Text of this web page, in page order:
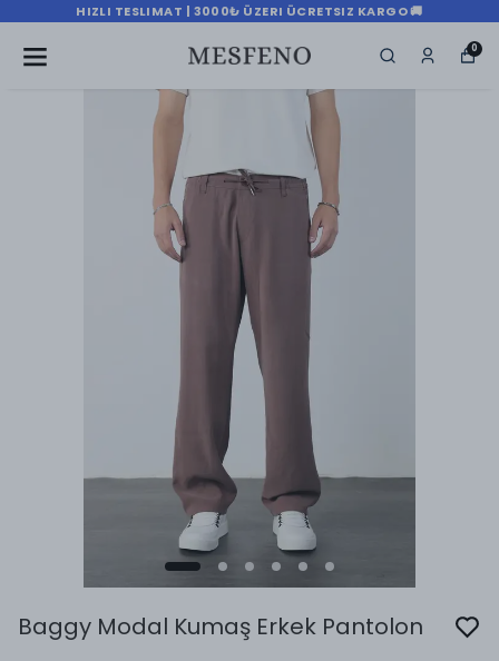
HIZLI TESLIMAT | 3000₺ ÜZERI ÜCRETSIZ KARGO 🚚
0
Baggy Modal Kumaş Erkek Pantolon